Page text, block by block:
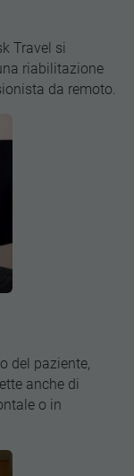
Travel si
riabilitazione
da remoto.
del paziente,
anche di
o in